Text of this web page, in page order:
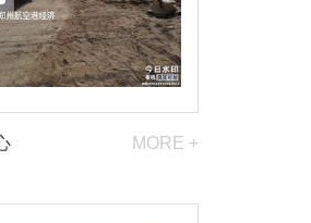
MORE +